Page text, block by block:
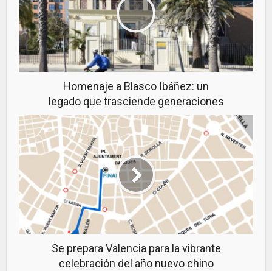
Homenaje a Blasco Ibáñez: un
legado que trasciende generaciones
Se prepara Valencia para la vibrante
celebración del año nuevo chino